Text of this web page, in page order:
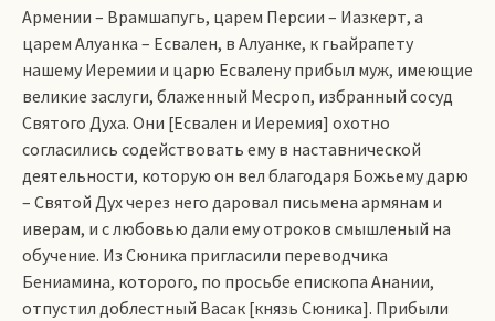
Армении – Врамшапугь, царем Персии – Иазкерт, а
царем Алуанка – Есвален, в Алуанке, к гьайрапету
нашему Иеремии и царю Есвалену прибыл муж, имеющие
великие заслуги, блаженный Месроп, избранный сосуд
Святого Духа. Они [Есвален и Иеремия] охотно
согласились содействовать ему в наставнической
деятельности, которую он вел благодаря Божьему дарю
– Святой Дух через него даровал письмена армянам и
иверам, и с любовью дали ему отроков смышленый на
обучение. Из Сюника пригласили переводчика
Бениамина, которого, по просьбе епископа Анании,
отпустил доблестный Васак [князь Сюника]. Прибыли